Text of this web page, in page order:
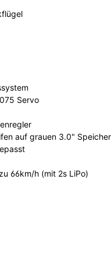
Servo
auf grauen 3.0"
66km/h (mit 2s LiPo)